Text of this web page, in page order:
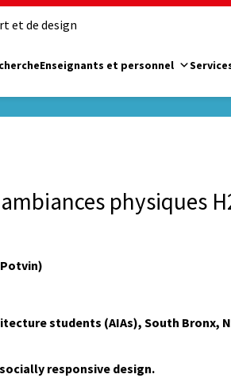
et de design
Enseignants et personnel
physiques
Potvin)
students (AIAs), South Bronx,
responsive design.